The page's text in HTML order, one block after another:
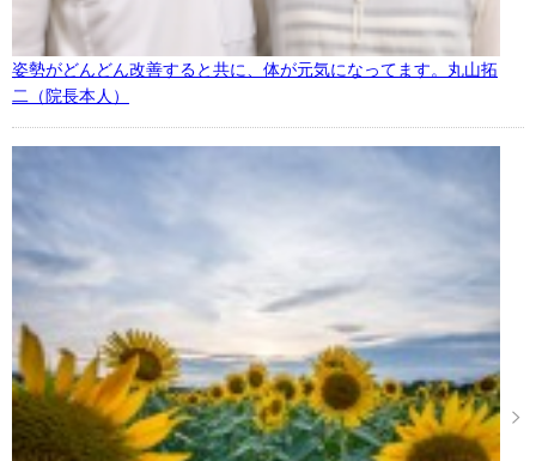
姿勢がどんどん改善すると共に、体が元気になってます。丸山拓
二（院長本人）